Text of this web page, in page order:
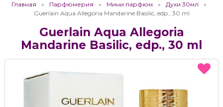
Главная Парфюмерия Мини парфюм
Духи 30мл
Guerlain Aqua Allegoria Mandarine Basilic, edp., 30 ml
Guerlain Aqua Allegoria
Mandarine Basilic, edp., 30 ml